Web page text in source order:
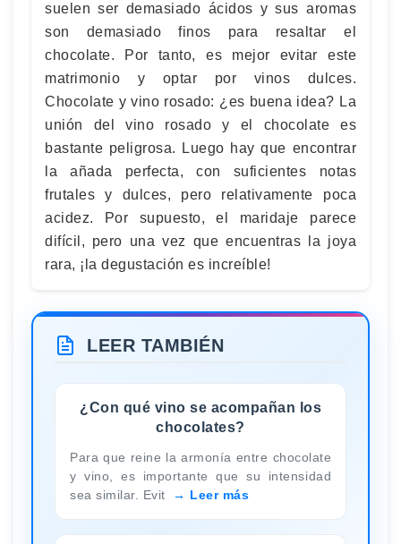
suelen ser demasiado ácidos y sus aromas
son demasiado finos para resaltar el
chocolate. Por tanto, es mejor evitar este
matrimonio y optar por vinos dulces.
Chocolate y vino rosado: ¿es buena idea? La
unión del vino rosado y el chocolate es
bastante peligrosa. Luego hay que encontrar
la añada perfecta, con suficientes notas
frutales y dulces, pero relativamente poca
acidez. Por supuesto, el maridaje parece
difícil, pero una vez que encuentras la joya
rara, ¡la degustación es increíble!
LEER TAMBIÉN
¿Con qué vino se acompañan los
chocolates?
Para que reine la armonía entre chocolate
y vino, es importante que su intensidad
sea similar. Evit
Leer más